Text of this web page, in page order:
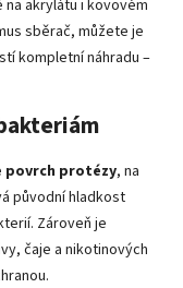
akrylátu i kovovém
sběrač, můžete je
kompletní náhradu –
povrch protézy, na
původní hladkost
Zároveň je
čaje a nikotinových